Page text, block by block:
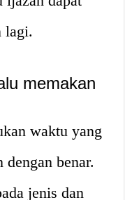
lagi.
memakan
waktu yang
benar.
jenis dan